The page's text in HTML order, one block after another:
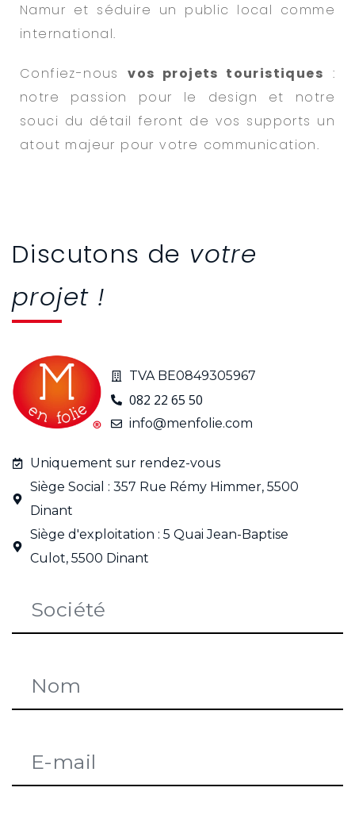
Namur et séduire un public local comme
international.
Confiez-nousvos projets touristiques :
notre passion pour le design et notre
souci du détail feront de vos supports un
atout majeur pour votre communication.
Discutons de votre
projet !
TVA BE0849305967
082 22 65 50
info@menfolie.com
Uniquement sur rendez-vous
Siège Social : 357 Rue Rémy Himmer, 5500
Dinant
Siège d'exploitation : 5 Quai Jean-Baptise
Culot, 5500 Dinant